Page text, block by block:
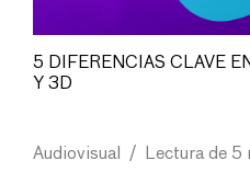
5 DIFERENCIAS CLAVE
Y 3D
Audiovisual / Lectura de 5